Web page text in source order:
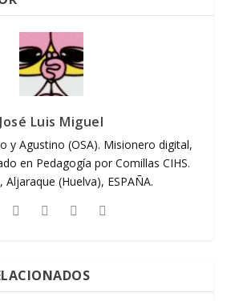
José Luis Miguel
y Agustino (OSA). Misionero digital,
en Pedagogía por Comillas CIHS.
Aljaraque (Huelva), ESPAÑA.